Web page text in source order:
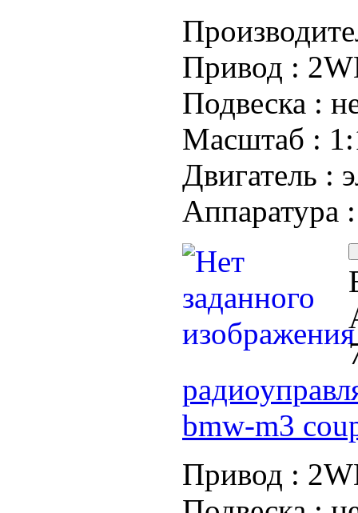
Привод :
Подвеска :
Масштаб :
Двигатель :
Аппаратура
bmw-m3
Привод :